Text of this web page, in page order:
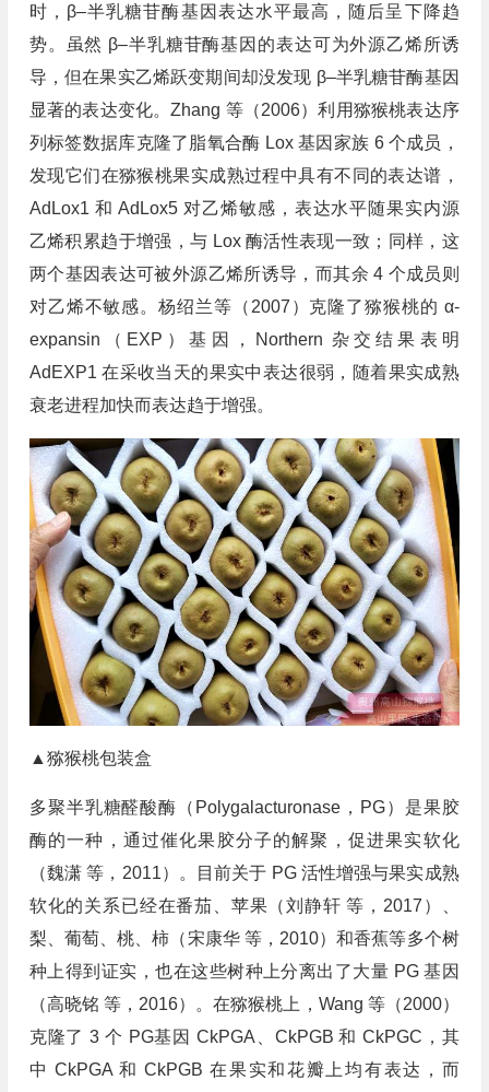
时，β–半乳糖苷酶基因表达水平最高，随后呈下降趋
势。虽然 β–半乳糖苷酶基因的表达可为外源乙烯所诱
导，但在果实乙烯跃变期间却没发现 β–半乳糖苷酶基因
显著的表达变化。Zhang 等（2006）利用猕猴桃表达序
列标签数据库克隆了脂氧合酶 Lox 基因家族 6 个成员，
发现它们在猕猴桃果实成熟过程中具有不同的表达谱，
AdLox1 和 AdLox5 对乙烯敏感，表达水平随果实内源
乙烯积累趋于增强，与 Lox 酶活性表现一致；同样，这
两个基因表达可被外源乙烯所诱导，而其余 4 个成员则
对乙烯不敏感。杨绍兰等（2007）克隆了猕猴桃的 α-
expansin（EXP）基因，Northern 杂交结果表明
AdEXP1 在采收当天的果实中表达很弱，随着果实成熟
衰老进程加快而表达趋于增强。
▲猕猴桃包装盒
多聚半乳糖醛酸酶（Polygalacturonase，PG）是果胶
酶的一种，通过催化果胶分子的解聚，促进果实软化
（魏潇 等，2011）。目前关于 PG 活性增强与果实成熟
软化的关系已经在番茄、苹果（刘静轩 等，2017）、
梨、葡萄、桃、柿（宋康华 等，2010）和香蕉等多个树
种上得到证实，也在这些树种上分离出了大量 PG 基因
（高晓铭 等，2016）。在猕猴桃上，Wang 等（2000）
克隆了 3 个 PG基因 CkPGA、CkPGB 和 CkPGC，其
中 CkPGA 和 CkPGB 在果实和花瓣上均有表达，而